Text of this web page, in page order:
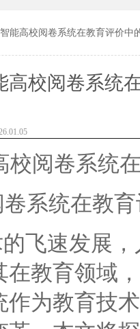
能高校阅卷系统在教育评价中
高校阅卷系统
校阅卷系统
统在教育
速发展，
在教育领域
作为教育技